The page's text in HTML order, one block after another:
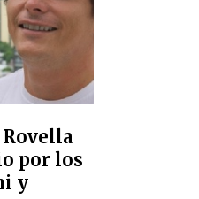
por los
y